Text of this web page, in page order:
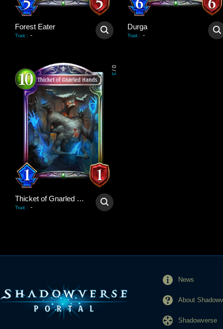
Forest Eater
Trait : -
Durga
Trait : -
0
/
3
Thicket of Gnarled Hands
Trait : -
News
About
Shadowverse